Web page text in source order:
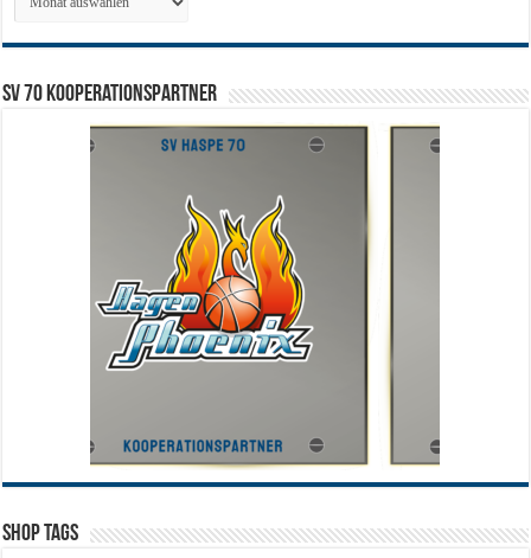
SV 70 Kooperationspartner
Shop Tags